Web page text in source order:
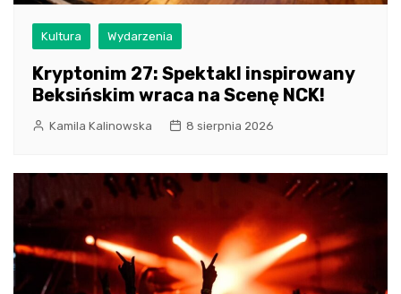
Kultura Wydarzenia
Kryptonim 27: Spektakl inspirowany
Beksińskim wraca na Scenę NCK!
Kamila Kalinowska 8 sierpnia 2026